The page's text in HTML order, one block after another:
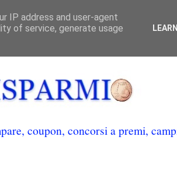
coupon, concorsi a premi,
IP address and user-agent
of service, generate usage